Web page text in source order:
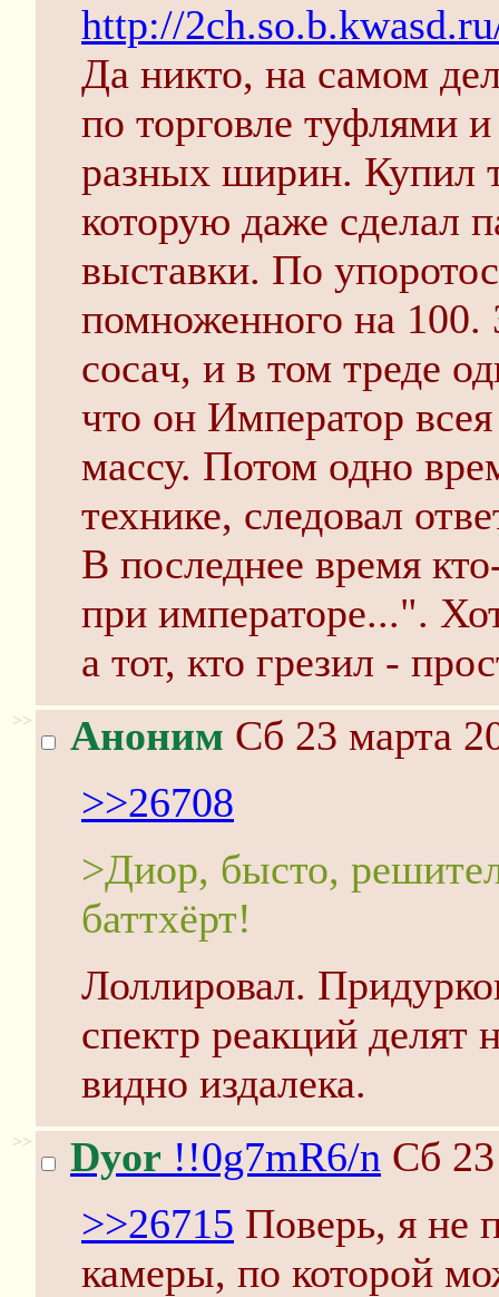
http://
Да никто, на самом
по торговле туфлями
разных ширин. Купил
которую даже сделал
выставки. По
помноженного на 100.
cocaч, и в том треде
что он Император
массу. Потом одно
технике, следовал
В последнее время
при императоре...".
а тот, кто грезил -
>> Аноним Сб 23 марта
>>26708
>Диор, бысто,
баттхёрт!
Лоллировал.
спектр реакций делят
видно издалека.
>> Dyor !!0g7mR6/n Сб
>>26715 Поверь, я не
камеры, по которой